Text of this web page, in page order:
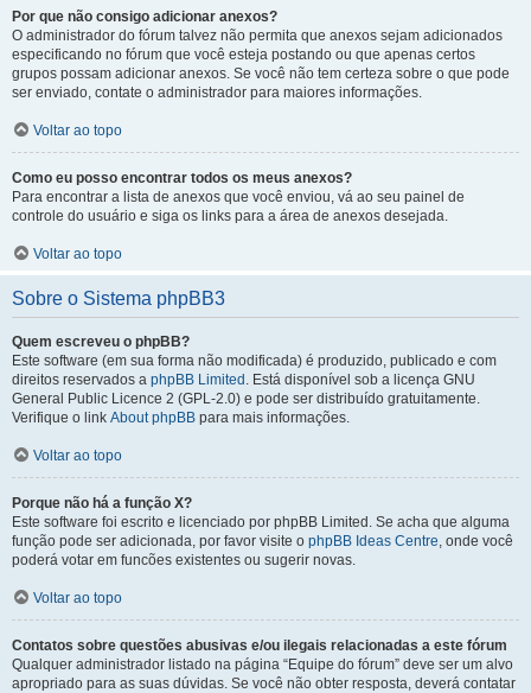
Por que não consigo adicionar anexos?
O administrador do fórum talvez não permita que anexos sejam adicionados
especificando no fórum que você esteja postando ou que apenas certos
grupos possam adicionar anexos. Se você não tem certeza sobre o que pode
ser enviado, contate o administrador para maiores informações.
Voltar ao topo
Como eu posso encontrar todos os meus anexos?
Para encontrar a lista de anexos que você enviou, vá ao seu painel de
controle do usuário e siga os links para a área de anexos desejada.
Voltar ao topo
Sobre o Sistema phpBB3
Quem escreveu o phpBB?
Este software (em sua forma não modificada) é produzido, publicado e com
direitos reservados a phpBB Limited . Está disponível sob a licença GNU
General Public Licence 2 (GPL-2.0) e pode ser distribuído gratuitamente.
Verifique o link About phpBB para mais informações.
Voltar ao topo
Porque não há a função X?
Este software foi escrito e licenciado por phpBB Limited. Se acha que alguma
função pode ser adicionada, por favor visite o phpBB Ideas Centre, onde você
poderá votar em funcões existentes ou sugerir novas.
Voltar ao topo
Contatos sobre questões abusivas e/ou ilegais relacionadas a este fórum
Qualquer administrador listado na página “Equipe do fórum” deve ser um alvo
apropriado para as suas dúvidas. Se você não obter resposta, deverá contatar